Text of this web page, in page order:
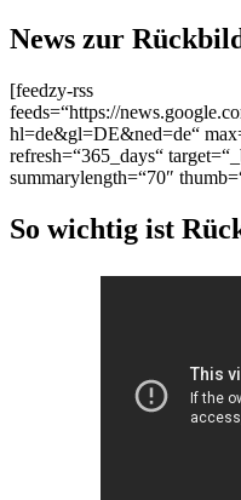
News zur
[feedzy-rss
feeds=“https://
hl=de&gl=DE&ned=de“
refresh=“365_days“
summarylength=“70″
So wichtig ist